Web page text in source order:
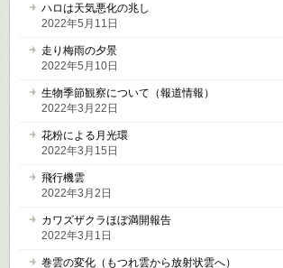
ハロは天気悪化の兆し
2022年5月11日
走り梅雨の夕景
2022年5月10日
生物季節観察について（報道情報）
2022年3月22日
花粉による月光環
2022年3月15日
飛行機雲
2022年3月2日
カワズザクラほぼ満開報告
2022年3月1日
巻雲の変化（もつれ雲から放射状雲へ）